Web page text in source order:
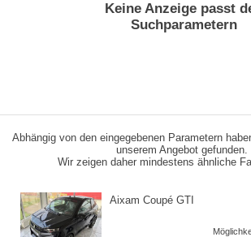
Keine Anzeige passt
Suchparametern
Abhängig von den eingegebenen Parametern
unserem Angebot gefunden.
Wir zeigen daher mindestens ähnliche
Aixam Coupé GTI